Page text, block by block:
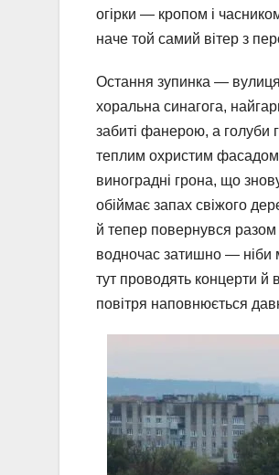
огірки — кропом і
наче той самий вітер з
Остання зупинка —
хоральна синагога,
забиті фанерою, а голуби
теплим охристим
виноградні грона, що
обіймає запах свіжого
й тепер повернувся разом
водночас затишно — ніби
тут проводять концерти й
повітря наповнюється